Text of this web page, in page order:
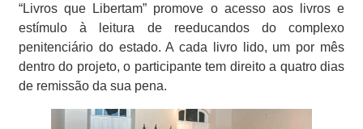
“Livros que Libertam” promove o acesso aos livros e
estímulo à leitura de reeducandos do complexo
penitenciário do estado. A cada livro lido, um por mês
dentro do projeto, o participante tem direito a quatro dias
de remissão da sua pena.